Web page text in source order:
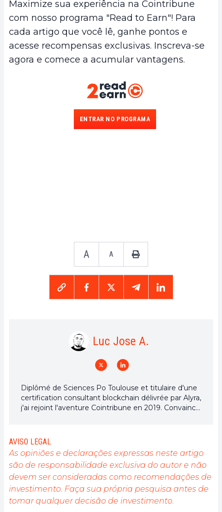
Maximize sua experiência na Cointribune
com nosso programa "Read to Earn"! Para
cada artigo que você lê, ganhe pontos e
acesse recompensas exclusivas. Inscreva-se
agora e comece a acumular vantagens.
ENTRAR NO PROGRAMA
A A
Luc Jose A.
Diplômé de Sciences Po Toulouse et titulaire d'une
certification consultant blockchain délivrée par Alyra,
j'ai rejoint l'aventure Cointribune en 2019. Convaincu
l'engagement de sensibiliser et d'informer le grand
public sur cet écosystème en constante évolution.
Mon objectif est de permettre à chacun de mieux
comprendre la blockchain et de saisir les
opportunités qu'elle offre. Je m'efforce chaque jour
de fournir une analyse objective de l'actualité, de
décrypter les tendances du marché, de relayer les
dernières innovations technologiques et de mettre
AVISO LEGAL
As opiniões e declarações expressas neste artigo
são de responsabilidade exclusiva do autor e não
devem ser consideradas como recomendações de
investimento. Faça sua própria pesquisa antes de
tomar qualquer decisão de investimento.